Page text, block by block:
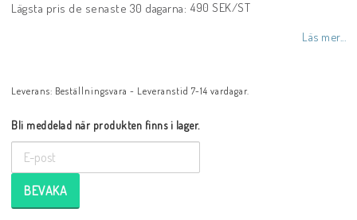
Lägsta pris de senaste 30 dagarna 490 SEK/ST
Läs mer...
Leverans: Beställningsvara - Leveranstid 7-14 vardagar.
Bli meddelad när produkten finns i lager.
BEVAKA